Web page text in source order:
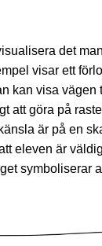
det
visar ett
kan visa vägen
att göra på
är på en
eleven är
symboliserar